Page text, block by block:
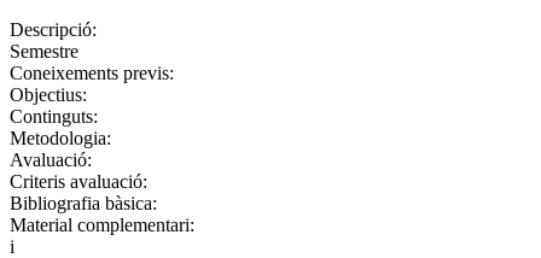
Descripció:
Semestre
Coneixements previs:
Objectius:
Continguts:
Metodologia:
Avaluació:
Criteris avaluació:
Bibliografia bàsica:
Material complementari:
i